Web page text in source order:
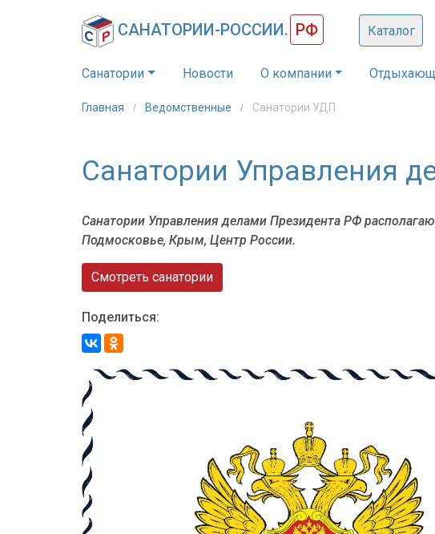
САНАТОРИИ-РОССИИ. РФ Каталог
Санатории Новости О компании
Главная Ведомственные Санатории УДП
Санатории Управления
Санатории Управления делами Президента РФ
Подмосковье, Крым, Центр России.
Смотреть санатории
Поделиться: